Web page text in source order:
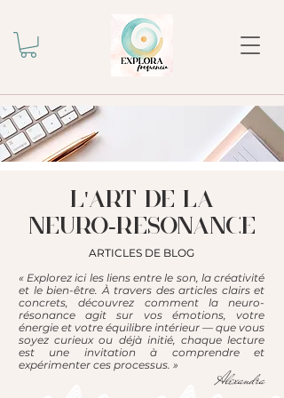
l'ART DE LA
NEURO-RESONANCE
ARTICLES DE BLOG
« Explorez ici les liens entre le son, la créativité
et le bien-être. À travers des articles clairs et
concrets, découvrez comment la neuro-
résonance agit sur vos émotions, votre
énergie et votre équilibre intérieur — que vous
soyez curieux ou déjà initié, chaque lecture
est une invitation à comprendre et
expérimenter ces processus. »
Alexandra